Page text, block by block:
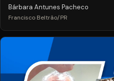
Bárbara Antunes Pacheco
Francisco Beltrão/PR